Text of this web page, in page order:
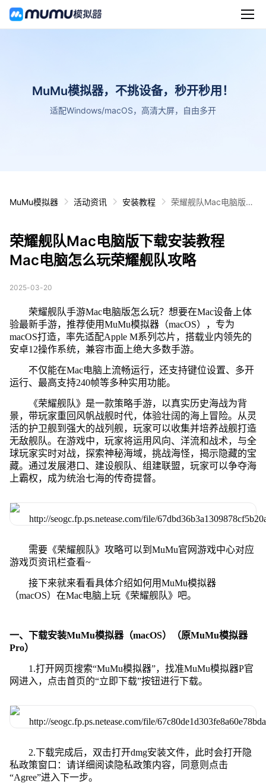
MuMu模拟器，不挑设备，秒开秒用！
适配Windows/macOS，高清大屏，自由多开
MuMu模拟器 活动资讯 安装教程
荣耀舰队Mac电脑版下
荣耀舰队Mac电脑版下载安装教程
Mac电脑怎么玩荣耀舰队攻略
2025-03-20
荣耀舰队手游Mac电脑版怎么玩？想要在Mac设备上体
验最新手游，推荐使用MuMu模拟器（macOS），专为
macOS打造，率先适配Apple M系列芯片，搭载业内领先的
安卓12操作系统，兼容市面上绝大多数手游。
不仅能在Mac电脑上流畅运行，还支持键位设置、多开
运行、最高支持240帧等多种实用功能。
《荣耀舰队》是一款策略手游，以真实历史海战为背
景，带玩家重回风帆战舰时代，体验壮阔的海上冒险。从灵
活的护卫舰到强大的战列舰，玩家可以收集并培养战舰打造
无敌舰队。在游戏中，玩家将运用风向、洋流和战术，与全
球玩家实时对战，探索神秘海域，挑战海怪，揭示隐藏的宝
藏。通过发展港口、建设舰队、组建联盟，玩家可以争夺海
上霸权，成为统治七海的传奇提督。
需要《荣耀舰队》攻略可以到MuMu官网游戏中心对应
游戏页资讯栏查看~
接下来就来看看具体介绍如何用MuMu模拟器
（macOS）在Mac电脑上玩《荣耀舰队》吧。
一、下载安装MuMu模拟器（macOS）（原MuMu模拟器
Pro）
1.打开网页搜索“MuMu模拟器”，找准MuMu模拟器P官
网进入，点击首页的“立即下载”按钮进行下载。
2.下载完成后，双击打开dmg安装文件，此时会打开隐
私政策窗口：请详细阅读隐私政策内容，同意则点击
“Agree”进入下一步。